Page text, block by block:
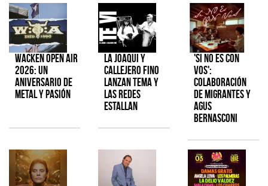
Wacken Open Air
2026: Un
aniversario de
metal y pasión
La Joaqui y
Callejero Fino
lanzan tema y
las redes
estallan
'Si No Es Con
Vos':
colaboración
de Migrantes y
Agus
Bernasconi